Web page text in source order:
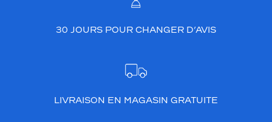
30 JOURS POUR CHANGER D’AVIS
LIVRAISON EN MAGASIN GRATUITE